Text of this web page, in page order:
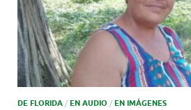
DE FLORIDA / EN AUDIO / EN IMÁGENES